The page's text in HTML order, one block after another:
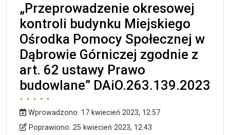
„Przeprowadzenie okresowej
kontroli budynku Miejskiego
Ośrodka Pomocy Społecznej w
Dąbrowie Górniczej zgodnie z
art. 62 ustawy Prawo
budowlane” DAiO.263.139.2023
Wprowadzono
Wprowadzono: 17 kwiecień 2023, 12:57
Poprawiono
Poprawiono: 25 kwiecień 2023, 12:43